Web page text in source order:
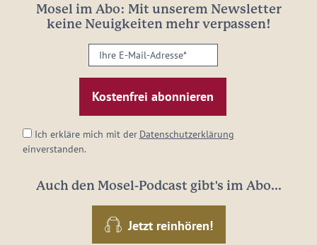
Mosel im Abo: Mit unserem Newsletter
keine Neuigkeiten mehr verpassen!
Ihre
E-
Mail-
Adresse:
Ich erkläre mich mit der Datenschutzerklärung
einverstanden.
Auch den Mosel-Podcast gibt's im Abo...
Jetzt reinhören!